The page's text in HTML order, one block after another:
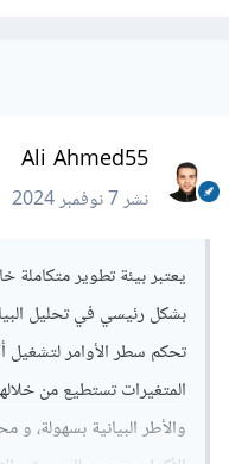
Ali Ahmed55
نشر7 نوفمبر 2024
بشكل رئيسي في تحليل
المتغيرات تستطيع من
والأطر البيانية بسهولة،